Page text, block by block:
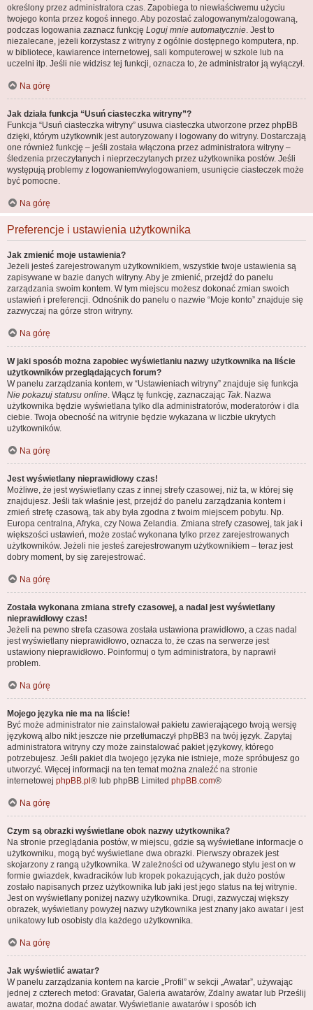
określony przez administratora czas. Zapobiega to niewłaściwemu użyciu
twojego konta przez kogoś innego. Aby pozostać zalogowanym/zalogowaną,
podczas logowania zaznacz funkcję Loguj mnie automatycznie. Jest to
niezalecane, jeżeli korzystasz z witryny z ogólnie dostępnego komputera, np.
w bibliotece, kawiarence internetowej, sali komputerowej w szkole lub na
uczelni itp. Jeśli nie widzisz tej funkcji, oznacza to, że administrator ją wyłączył.
Na górę
Jak działa funkcja “Usuń ciasteczka witryny”?
Funkcja “Usuń ciasteczka witryny” usuwa ciasteczka utworzone przez phpBB
dzięki, którym użytkownik jest autoryzowany i logowany do witryny. Dostarczają
one również funkcję – jeśli została włączona przez administratora witryny –
śledzenia przeczytanych i nieprzeczytanych przez użytkownika postów. Jeśli
występują problemy z logowaniem/wylogowaniem, usunięcie ciasteczek może
być pomocne.
Na górę
Preferencje i ustawienia użytkownika
Jak zmienić moje ustawienia?
Jeżeli jesteś zarejestrowanym użytkownikiem, wszystkie twoje ustawienia są
zapisywane w bazie danych witryny. Aby je zmienić, przejdź do panelu
zarządzania swoim kontem. W tym miejscu możesz dokonać zmian swoich
ustawień i preferencji. Odnośnik do panelu o nazwie “Moje konto” znajduje się
zazwyczaj na górze stron witryny.
Na górę
W jaki sposób można zapobiec wyświetlaniu nazwy użytkownika na liście
użytkowników przeglądających forum?
W panelu zarządzania kontem, w “Ustawieniach witryny” znajduje się funkcja
Nie pokazuj statusu online. Włącz tę funkcję, zaznaczając Tak. Nazwa
użytkownika będzie wyświetlana tylko dla administratorów, moderatorów i dla
ciebie. Twoja obecność na witrynie będzie wykazana w liczbie ukrytych
użytkowników.
Na górę
Jest wyświetlany nieprawidłowy czas!
Możliwe, że jest wyświetlany czas z innej strefy czasowej, niż ta, w której się
znajdujesz. Jeśli tak właśnie jest, przejdź do panelu zarządzania kontem i
zmień strefę czasową, tak aby była zgodna z twoim miejscem pobytu. Np.
Europa centralna, Afryka, czy Nowa Zelandia. Zmiana strefy czasowej, tak jak i
większości ustawień, może zostać wykonana tylko przez zarejestrowanych
użytkowników. Jeżeli nie jesteś zarejestrowanym użytkownikiem – teraz jest
dobry moment, by się zarejestrować.
Na górę
Została wykonana zmiana strefy czasowej, a nadal jest wyświetlany
nieprawidłowy czas!
Jeżeli na pewno strefa czasowa została ustawiona prawidłowo, a czas nadal
jest wyświetlany nieprawidłowo, oznacza to, że czas na serwerze jest
ustawiony nieprawidłowo. Poinformuj o tym administratora, by naprawił
problem.
Na górę
Mojego języka nie ma na liście!
Być może administrator nie zainstalował pakietu zawierającego twoją wersję
językową albo nikt jeszcze nie przetłumaczył phpBB3 na twój język. Zapytaj
administratora witryny czy może zainstalować pakiet językowy, którego
potrzebujesz. Jeśli pakiet dla twojego języka nie istnieje, może spróbujesz go
utworzyć. Więcej informacji na ten temat można znaleźć na stronie
internetowej phpBB.pl ® lub phpBB Limited phpBB.com®
Na górę
Czym są obrazki wyświetlane obok nazwy użytkownika?
Na stronie przeglądania postów, w miejscu, gdzie są wyświetlane informacje o
użytkowniku, mogą być wyświetlane dwa obrazki. Pierwszy obrazek jest
skojarzony z rangą użytkownika. W zależności od używanego stylu jest on w
formie gwiazdek, kwadracików lub kropek pokazujących, jak dużo postów
zostało napisanych przez użytkownika lub jaki jest jego status na tej witrynie.
Jest on wyświetlany poniżej nazwy użytkownika. Drugi, zazwyczaj większy
obrazek, wyświetlany powyżej nazwy użytkownika jest znany jako awatar i jest
unikatowy lub osobisty dla każdego użytkownika.
Na górę
Jak wyświetlić awatar?
W panelu zarządzania kontem na karcie „Profil” w sekcji „Awatar”, używając
jednej z czterech metod: Gravatar, Galeria awatarów, Zdalny awatar lub Prześlij
awatar, można dodać awatar. Wyświetlanie awatarów i sposób ich